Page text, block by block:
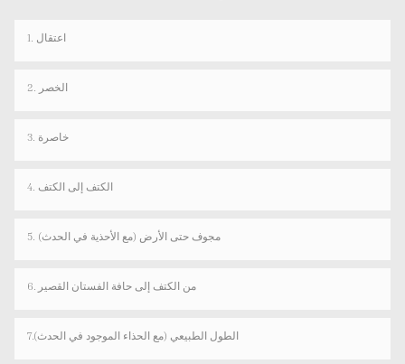
1. اعتقال
2. الخصر
3. خاصرة
4. الكتف إلى الكتف
5. مجوف حتى الأرض (مع الأحذية في الحدث)
6. من الكتف إلى حافة الفستان القصير
7.الطول الطبيعي (مع الحذاء الموجود في الحدث)